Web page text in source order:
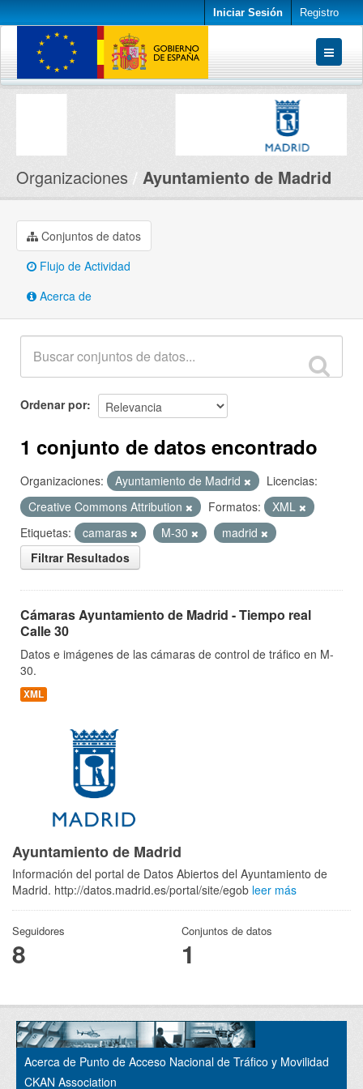
Iniciar Sesión Registro
Conjuntos de datos
Organizaciones Ayuntamiento de Madrid
Conjuntos de datos
Flujo de Actividad
Acerca de
Ordenar por
1 conjunto de datos encontrado
Organizaciones: Ayuntamiento de Madrid
Licencias:
Creative Commons Attribution
Formatos:
XML
Etiquetas:
camaras M-30
madrid
Filtrar Resultados
Cámaras Ayuntamiento de Madrid - Tiempo real
Calle 30
Datos e imágenes de las cámaras de control de tráfico en M-
30.
XML
Ayuntamiento de Madrid
Información del portal de Datos Abiertos del Ayuntamiento de
Madrid. http://datos.madrid.es/portal/site/egob leer más
Seguidores
8
Conjuntos de datos
1
Acerca de Punto de Acceso Nacional de Tráfico y Movilidad
CKAN Association